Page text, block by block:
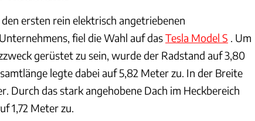
den ersten rein elektrisch angetriebenen
fiel die Wahl auf dasTesla Model S . Um
gerüstet zu sein, wurde der Radstand auf 3,80
legte dabei auf 5,82 Meter zu. In der Breite
Durch das stark angehobene Dach im Heckbereich
1,72 Meter zu.